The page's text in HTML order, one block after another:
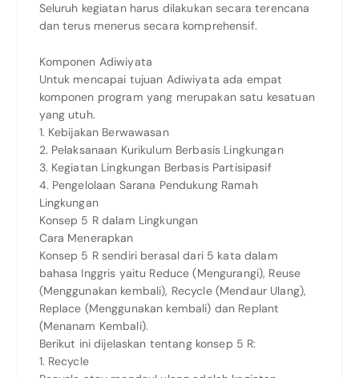
Seluruh kegiatan harus dilakukan secara terencana
dan terus menerus secara komprehensif.
Komponen Adiwiyata
Untuk mencapai tujuan Adiwiyata ada empat
komponen program yang merupakan satu kesatuan
yang utuh.
1. Kebijakan Berwawasan
2. Pelaksanaan Kurikulum Berbasis Lingkungan
3. Kegiatan Lingkungan Berbasis Partisipasif
4. Pengelolaan Sarana Pendukung Ramah
Lingkungan
Konsep 5 R dalam Lingkungan
Cara Menerapkan
Konsep 5 R sendiri berasal dari 5 kata dalam
bahasa Inggris yaitu Reduce (Mengurangi), Reuse
(Menggunakan kembali), Recycle (Mendaur Ulang),
Replace (Menggunakan kembali) dan Replant
(Menanam Kembali).
Berikut ini dijelaskan tentang konsep 5 R:
1. Recycle